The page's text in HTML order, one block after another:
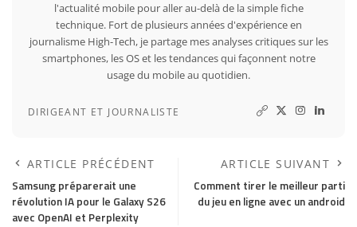
l'actualité mobile pour aller au-delà de la simple fiche
technique. Fort de plusieurs années d'expérience en
journalisme High-Tech, je partage mes analyses critiques sur les
smartphones, les OS et les tendances qui façonnent notre
usage du mobile au quotidien.
DIRIGEANT ET JOURNALISTE
ARTICLE PRÉCÉDENT
Samsung préparerait une
révolution IA pour le Galaxy S26
avec OpenAI et Perplexity
ARTICLE SUIVANT
Comment tirer le meilleur parti
du jeu en ligne avec un android